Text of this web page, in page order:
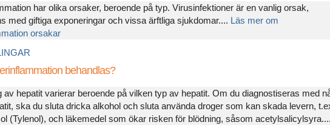
har olika orsaker, beroende på typ. Virusinfektioner är en vanlig orsak,
med giftiga exponeringar och vissa ärftliga sjukdomar.... Läs mer om
orsakar
behandlas?
av hepatit varierar beroende på vilken typ av hepatit. Om du diagnostiseras med
ska du sluta dricka alkohol och sluta använda droger som kan skada levern,
(Tylenol), och läkemedel som ökar risken för blödning, såsom acetylsalicylsyra....